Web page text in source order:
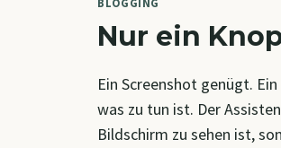
BLOGGING
Nur ein
Ein Screenshot genügt.
was zu tun ist. Der
Bildschirm zu sehen ist,